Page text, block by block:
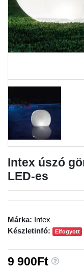
Intex úszó
LED-es
Márka: Intex
Készletinfó:
Elfogyott
9 900Ft